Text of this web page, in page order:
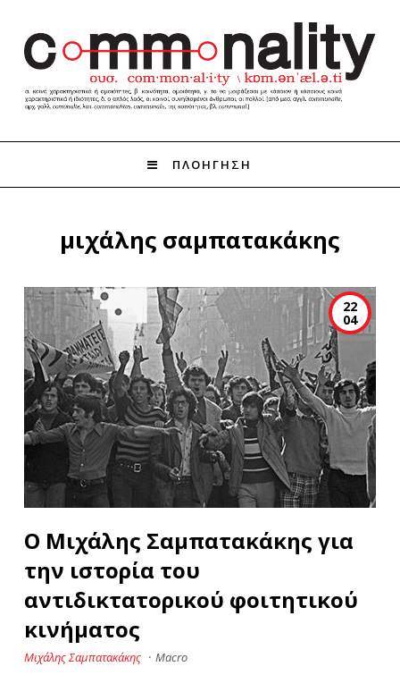
ΠΛΟΗΓΗΣΗ
μιχάλης σαμπατακάκης
22
04
Ο Μιχάλης Σαμπατακάκης για
την ιστορία του
αντιδικτατορικού φοιτητικού
κινήματος
Μιχάλης Σαμπατακάκης · Macro